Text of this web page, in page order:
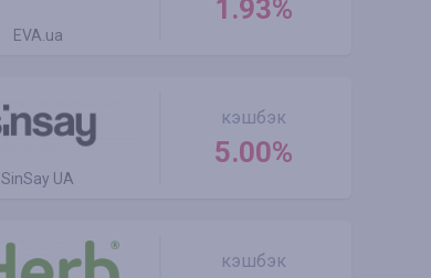
EVA.ua
1.93%
SinSay UA
кэшбэк
5.00%
кэшбэк